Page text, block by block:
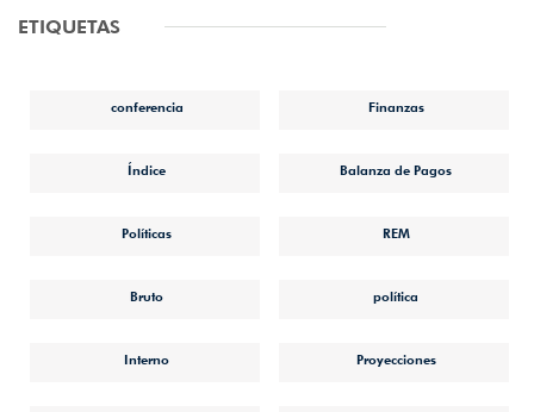
ETIQUETAS
conferencia Finanzas
Índice Balanza de Pagos
Políticas REM
Bruto política
Interno Proyecciones